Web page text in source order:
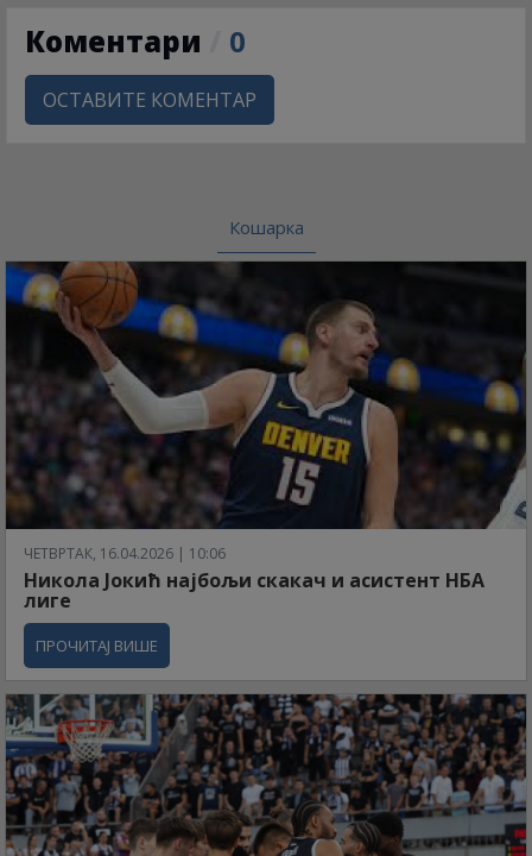
Коментари 0
ОСТАВИТЕ КОМЕНТАР
Кошарка
ЧЕТВРТАК, 16.04.2026 | 10:06
Никола Јокић најбољи скакач и асистент НБА
лиге
ПРОЧИТАЈ ВИШЕ